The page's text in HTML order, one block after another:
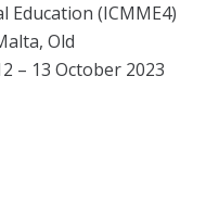
(ICMME4)
Old
– 13 October 2023